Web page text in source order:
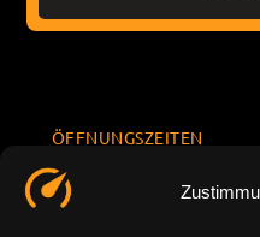
ÖFFNUNGSZEITEN